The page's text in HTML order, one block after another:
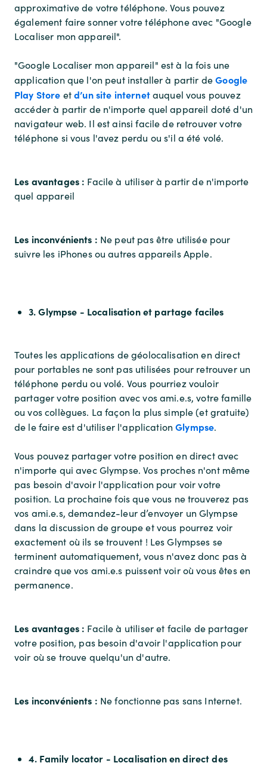
approximative de votre téléphone. Vous pouvez
également faire sonner votre téléphone avec "Google
Localiser mon appareil".
"Google Localiser mon appareil" est à la fois une
application que l'on peut installer à partir deGoogle
Play Store etd’un site internetauquel vous pouvez
accéder à partir de n'importe quel appareil doté d'un
navigateur web. Il est ainsi facile de retrouver votre
téléphone si vous l'avez perdu ou s'il a été volé.
Les avantages : Facile à utiliser à partir de n'importe
quel appareil
Les inconvénients : Ne peut pas être utilisée pour
suivre les iPhones ou autres appareils Apple.
3. Glympse - Localisation et partage faciles
Toutes les applications de géolocalisation en direct
pour portables ne sont pas utilisées pour retrouver un
téléphone perdu ou volé. Vous pourriez vouloir
partager votre position avec vos ami.e.s, votre famille
ou vos collègues. La façon la plus simple (et gratuite)
de le faire est d'utiliser l'applicationGlympse.
Vous pouvez partager votre position en direct avec
n'importe qui avec Glympse. Vos proches n'ont même
pas besoin d'avoir l'application pour voir votre
position. La prochaine fois que vous ne trouverez pas
vos ami.e.s, demandez-leur d’envoyer un Glympse
dans la discussion de groupe et vous pourrez voir
exactement où ils se trouvent ! Les Glympses se
terminent automatiquement, vous n'avez donc pas à
craindre que vos ami.e.s puissent voir où vous êtes en
permanence.
Les avantages : Facile à utiliser et facile de partager
votre position, pas besoin d'avoir l'application pour
voir où se trouve quelqu'un d'autre.
Les inconvénients : Ne fonctionne pas sans Internet.
4. Family locator - Localisation en direct des